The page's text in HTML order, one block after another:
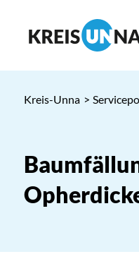
Kreis-Unna >